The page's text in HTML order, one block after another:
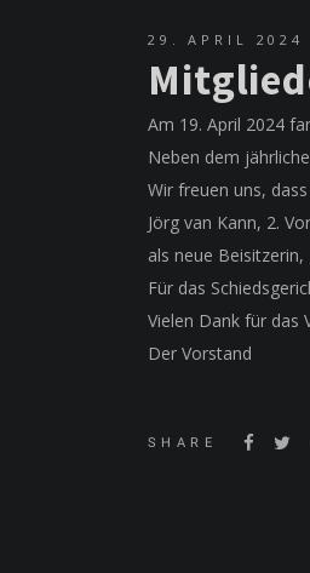
29. APRIL 2024
Am 19. April 2024
Neben dem
Wir freuen uns,
Jörg van Kann, 2.
als neue
Für das
Vielen Dank für das
Der Vorstand
SHARE